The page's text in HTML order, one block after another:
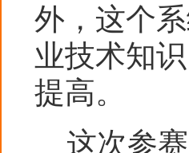
外，这个
业技术知
提高。
这次参赛